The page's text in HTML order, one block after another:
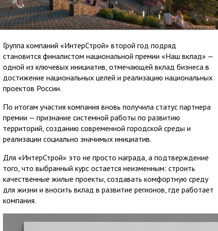
Группа компаний «ИнтерСтрой» второй год подряд
становится финалистом национальной премии «Наш вклад» —
одной из ключевых инициатив, отмечающей вклад бизнеса в
достижение национальных целей и реализацию национальных
проектов России.
По итогам участия компания вновь получила статус партнера
премии — признание системной работы по развитию
территорий, созданию современной городской среды и
реализации социально значимых инициатив.
Для «ИнтерСтрой» это не просто награда, а подтверждение
того, что выбранный курс остается неизменным: строить
качественные жилые проекты, создавать комфортную среду
для жизни и вносить вклад в развитие регионов, где работает
компания.